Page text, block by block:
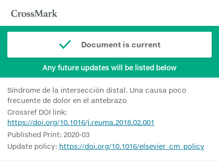
Document is current
Any future updates will be listed below
Síndrome de la intersección distal. Una causa poco
frecuente de dolor en el antebrazo
Crossref DOI link:
https://doi.org/10.1016/j.reuma.2018.02.001
Published Print: 2020-03
Update policy: https://doi.org/10.1016/elsevier_cm_policy